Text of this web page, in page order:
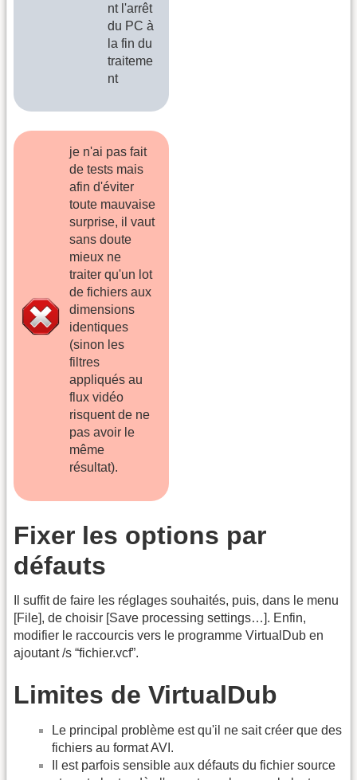
nt l'arrêt
du PC à
la fin du
traiteme
nt
je n'ai pas fait
de tests mais
afin d'éviter
toute mauvaise
surprise, il vaut
sans doute
mieux ne
traiter qu'un lot
de fichiers aux
dimensions
identiques
(sinon les
filtres
appliqués au
flux vidéo
risquent de ne
pas avoir le
même
résultat).
Fixer les options par
défauts
Il suffit de faire les réglages souhaités, puis, dans le menu
[File], de choisir [Save processing settings…]. Enfin,
modifier le raccourcis vers le programme VirtualDub en
ajoutant /s “fichier.vcf”.
Limites de VirtualDub
Le principal problème est qu'il ne sait créer que des
fichiers au format AVI.
Il est parfois sensible aux défauts du fichier source